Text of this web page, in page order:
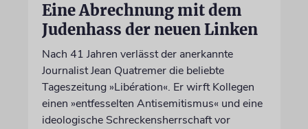
Eine Abrechnung mit dem
Judenhass der neuen Linken
Nach 41 Jahren verlässt der anerkannte
Journalist Jean Quatremer die beliebte
Tageszeitung »Libération«. Er wirft Kollegen
einen »entfesselten Antisemitismus« und eine
ideologische Schreckensherrschaft vor